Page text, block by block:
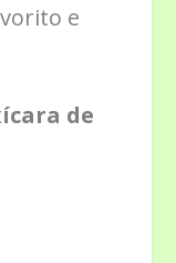
e
de